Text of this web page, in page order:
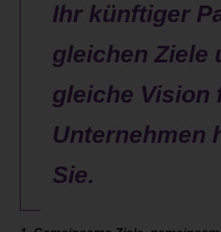
Ihr künftiger
gleichen Ziele
gleiche Vision
Unternehmen
Sie.